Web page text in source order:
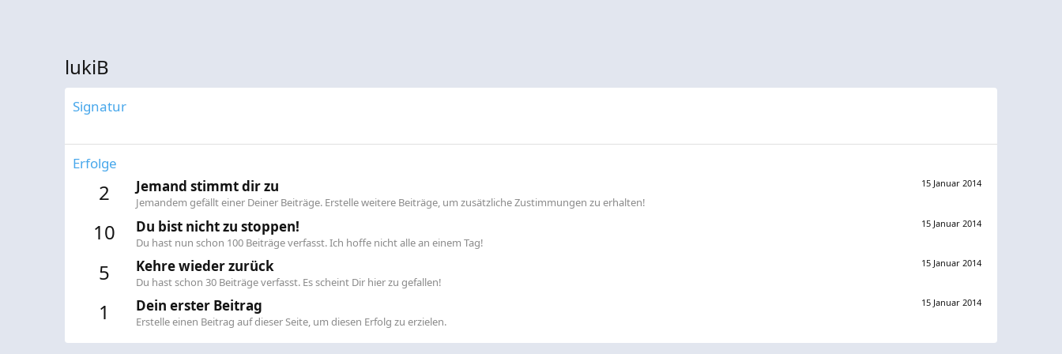
lukiB
Signatur
Erfolge
2 15 Januar 2014
Jemand stimmt dir zu
Jemandem gefällt einer Deiner Beiträge. Erstelle weitere Beiträge, um zusätzliche Zustimmungen zu erhalten!
10 15 Januar 2014
Du bist nicht zu stoppen!
Du hast nun schon 100 Beiträge verfasst. Ich hoffe nicht alle an einem Tag!
5 15 Januar 2014
Kehre wieder zurück
Du hast schon 30 Beiträge verfasst. Es scheint Dir hier zu gefallen!
1 15 Januar 2014
Dein erster Beitrag
Erstelle einen Beitrag auf dieser Seite, um diesen Erfolg zu erzielen.